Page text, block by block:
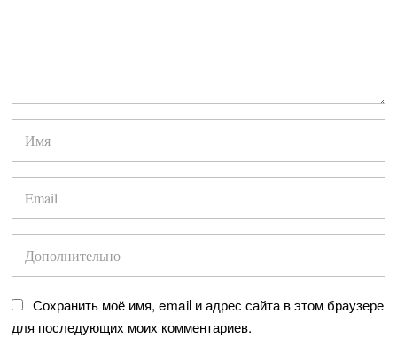
Сохранить моё имя, email и адрес сайта в этом браузере
для последующих моих комментариев.